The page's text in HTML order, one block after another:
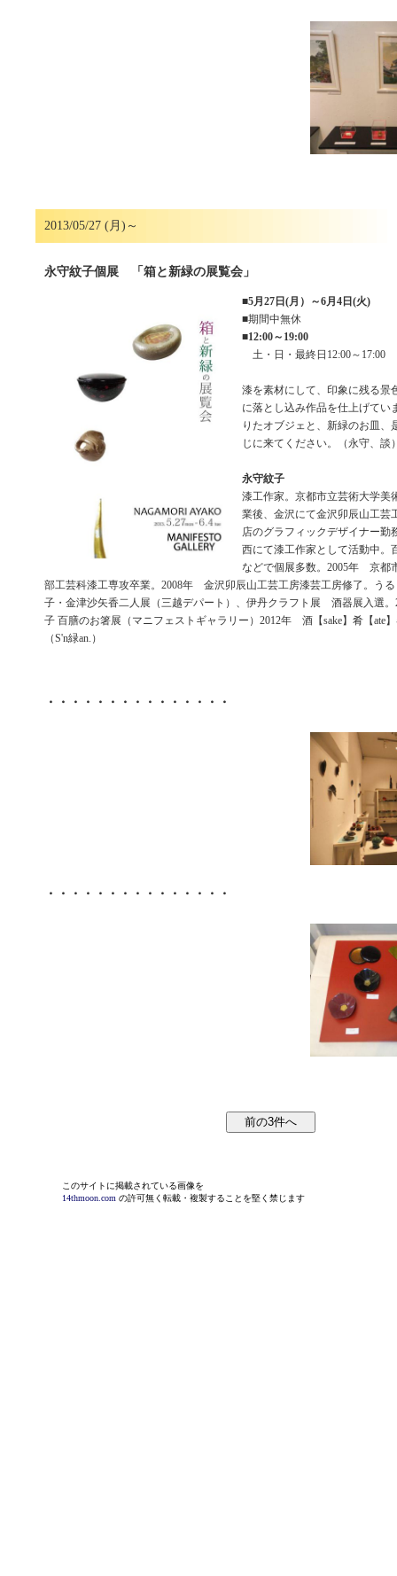
2013/05/27 (月)～
永守紋子個展 「箱と新緑の展覧会」
■5月27日(月）～6月4日(火)
■期間中無休
■12:00～19:00
土・日・最終日12:00～17:00
漆を素材にして、印象に残る景
に落とし込み作品を仕上げてい
りたオブジェと、新緑のお皿、
じに来てください。（永守、談
永守紋子
漆工作家。京都市立芸術大学美
業後、金沢にて金沢卯辰山工芸
店のグラフィックデザイナー勤
西にて漆工作家として活動中。
などで個展多数。2005年 京都
部工芸科漆工専攻卒業。2008年 金沢卯辰山工芸工房漆芸工房修了。う
子・金津沙矢香二人展（三越デパート）、伊丹クラフト展 酒器展入選
子 百膳のお箸展（マニフェストギャラリー）2012年 酒【sake】肴【ate
（S'n緑an.）
・・・・・・・・・・・・・・・
・・・・・・・・・・・・・・・
このサイトに掲載されている画像を
14thmoon.com の許可無く転載・複製することを堅く禁じます